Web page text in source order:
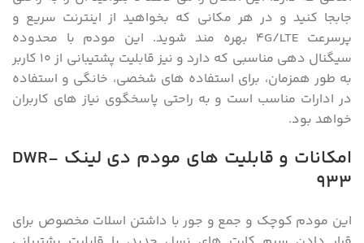
جابجا کنید و در هر مکانی که بخواهید از اینترنت سریع و
پرسرعت 4G/LTE بهره مند شوید. این مودم با محدوده
سیگنال دهی مناسبی که دارد و نیز قابلیت پشتیبانی از 10 کاربر
به طور همزمان، برای استفاده های شخصی، خانگی و استفاده
در ادارات مناسب است و به راحتی پاسخگوی نیاز های کاربران
خواهد بود.
امکانات و قابلیت های مودم دی لینک DWR-
933
این مودم کوچک و جمع و جور با داشتن اسلات مخصوص برای